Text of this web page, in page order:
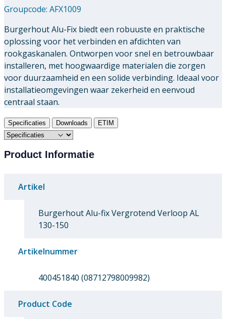
Groupcode: AFX1009
Burgerhout Alu-Fix biedt een robuuste en praktische
oplossing voor het verbinden en afdichten van
rookgaskanalen. Ontworpen voor snel en betrouwbaar
installeren, met hoogwaardige materialen die zorgen
voor duurzaamheid en een solide verbinding. Ideaal voor
installatieomgevingen waar zekerheid en eenvoud
centraal staan.
Specificaties Downloads ETIM
Product Informatie
Artikel
Burgerhout Alu-fix Vergrotend Verloop AL
130-150
Artikelnummer
400451840 (08712798009982)
Product Code